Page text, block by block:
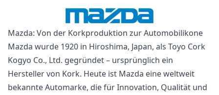
Mazda: Von der Korkproduktion zur Automobilikone
Mazda wurde 1920 in Hiroshima, Japan, als Toyo Cork
Kogyo Co., Ltd. gegründet – ursprünglich ein
Hersteller von Kork. Heute ist Mazda eine weltweit
bekannte Automarke, die für Innovation, Qualität und